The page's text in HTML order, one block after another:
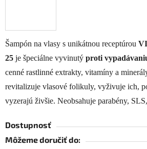
Šampón na vlasy s unikátnou receptúrou
25 je špeciálne vyvinutý proti
cenné rastlinné extrakty, vitamíny a
revitalizuje vlasové folikuly, vyživuje ich,
vyzerajú živšie. Neobsahuje parabény,
Dostupnosť
Môžeme doručiť do: